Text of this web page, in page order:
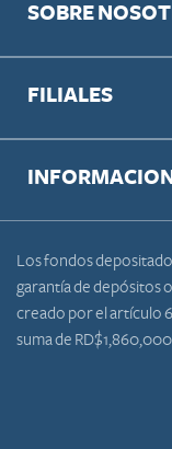
SOBRE
FILIALES
Los fondos
garantía de depósitos
creado por el artículo
suma de